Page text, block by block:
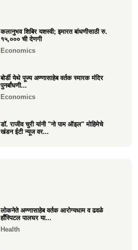
वक्रतुंड ऍग्रो याचे उद्घाटन, माहीम
Business
कलानुभव शिबिर यशस्वी; इमारत बांधणीसाठी रु.
१५,००० ची देणगी
Economics
बोर्डी येथे पूज्य अण्णासाहेब वर्तक स्मारक मंदिर
पुनर्बांधणी...
Economics
डॉ. राजीव चुरी यांनी "नो पाम ऑइल" मोहिमेचे
खंडन ईटी न्यूज वर...
वसई विकास सहकारी बँकेचे अध्यक्ष आशय राऊत
लोकनेते अण्णासाहेब वर्तक आरोग्यधाम व ढवळे
हाँस्पिटल पालघर या...
Health